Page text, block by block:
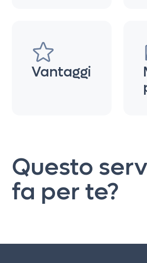
Vantaggi
Questo
fa per te?